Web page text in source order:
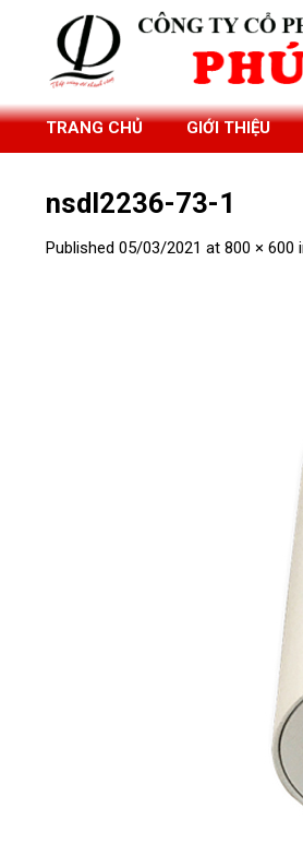
TRANG CHỦ GIỚI THIỆU
nsdl2236-73-1
Published 05/03/2021 at 800 × 600